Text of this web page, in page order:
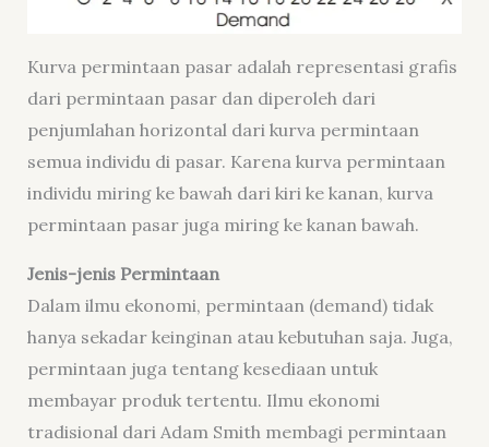
Kurva permintaan pasar adalah representasi grafis
dari permintaan pasar dan diperoleh dari
penjumlahan horizontal dari kurva permintaan
semua individu di pasar. Karena kurva permintaan
individu miring ke bawah dari kiri ke kanan, kurva
permintaan pasar juga miring ke kanan bawah.
Jenis-jenis Permintaan
Dalam ilmu ekonomi, permintaan (demand) tidak
hanya sekadar keinginan atau kebutuhan saja. Juga,
permintaan juga tentang kesediaan untuk
membayar produk tertentu. Ilmu ekonomi
tradisional dari Adam Smith membagi permintaan